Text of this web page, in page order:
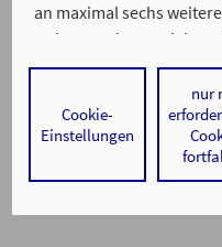
an maximal sechs
weitergegeben. Bei
Media-Interaktionen
werden regelmäßig
individuelle Profile
Webseiten zu
nur
Cookie-
Einstellungen
Ein Service
Impressum